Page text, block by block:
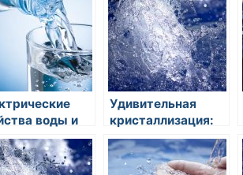
воды и
в
Удивительная
кристаллизация:
роль воды в
природе